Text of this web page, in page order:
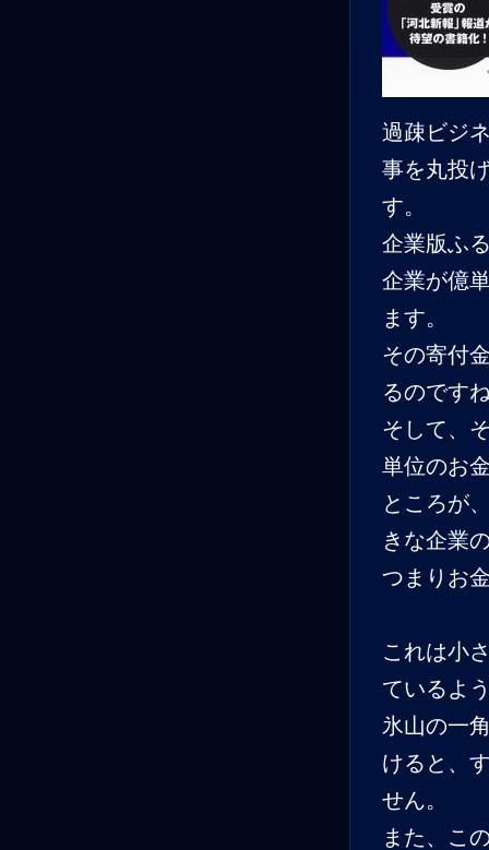
過疎ビジ
事を丸投
す。
企業版ふ
企業が億
ます。
その寄付
るのです
そして、
単位のお
ところが
きな企業
つまりお
これは小
ているよ
氷山の一
けると、
せん。
また、こ